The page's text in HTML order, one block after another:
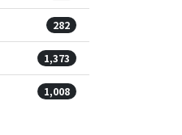
282
1,373
1,008